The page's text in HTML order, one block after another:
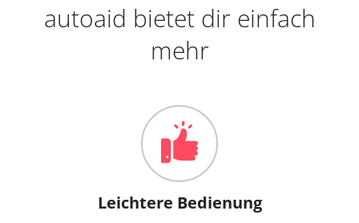
autoaid bietet dir einfach
mehr
Leichtere Bedienung